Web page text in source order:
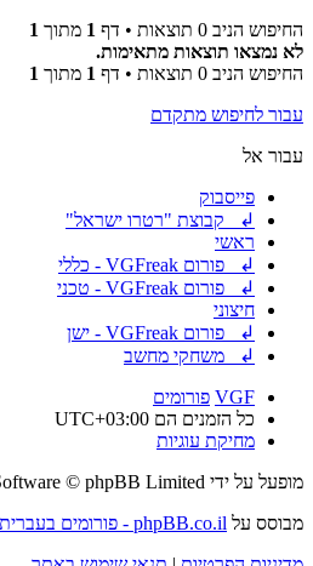
החיפוש הניב 0 תוצאות • דף
1 מתוך 1
לא נמצאו תוצאות מתאימות.
החיפוש הניב 0 תוצאות • דף
1 מתוך 1
עבור לחיפוש מתקדם
עבור אל
פייסבוק
↲ קבוצת "רטרו ישראל"
ראשי
↲ פורום VGFreak - כללי
↲ פורום VGFreak - טכני
חיצוני
↲ פורום VGFreak - ישן
↲ משחקי מחשב
VGF פורומים
כל הזמנים הם UTC+03:00
מחיקת עוגיות
מופעל על ידי © phpBB Limited
מבוסס על phpBB.co.il - פורומים בעברית